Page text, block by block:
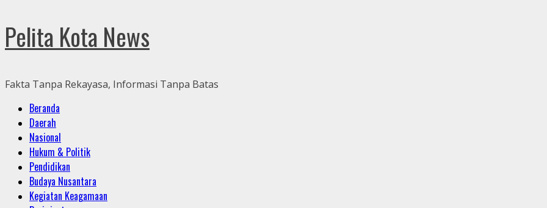
Pelita Kota News
Fakta Tanpa Rekayasa, Informasi Tanpa Batas
Primary
Menu
Beranda
Daerah
Nasional
Hukum & Politik
Pendidikan
Budaya Nusantara
Kegiatan Keagamaan